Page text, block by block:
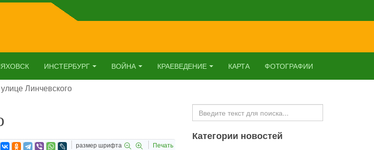
ИНСТЕРБУРГ ВОЙНА КРАЕВЕДЕНИЕ КАРТА ФОТОГРАФИИ
Линчевского
размер шрифта Печать
Искать...
Категории новостей